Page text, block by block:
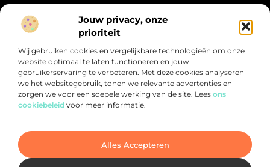
Jouw privacy, onze
prioriteit
Wij gebruiken cookies en vergelijkbare technologieën om onze
website optimaal te laten functioneren en jouw
gebruikerservaring te verbeteren. Met deze cookies analyseren
we het websitegebruik, tonen we relevante advertenties en
zorgen we voor een soepele werking van de site. Lees ons
cookiebeleid voor meer informatie.
Alles Accepteren
@2025 All Right Reserved.
Design by
Bericht categorie